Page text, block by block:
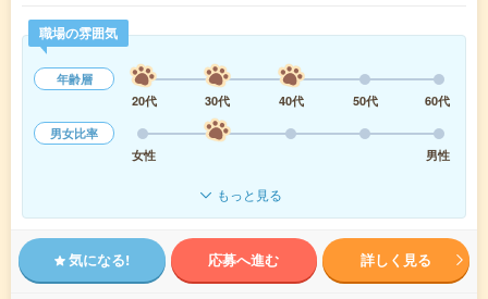
職場の雰囲気
年齢層
20代
30代 40代 50代
60代
男女比率
女性
男性
もっと見る
気になる! 応募へ進む 詳しく見る